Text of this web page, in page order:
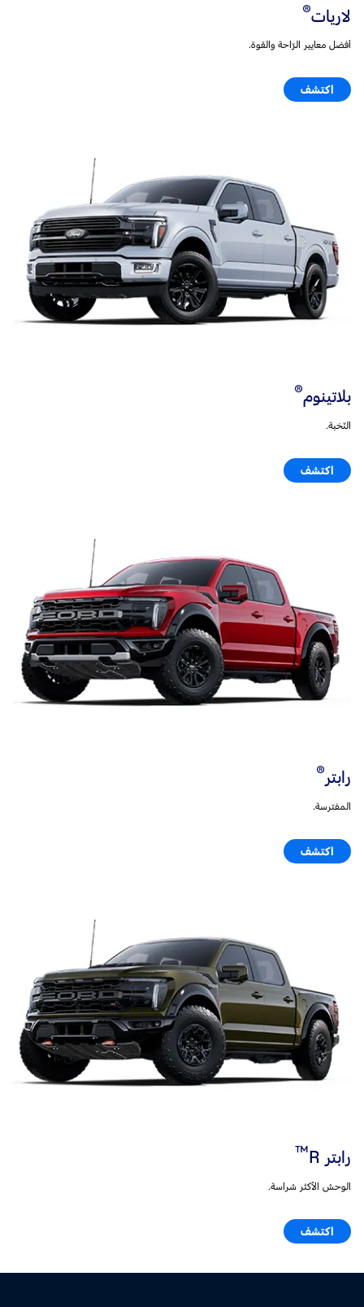
لاريات®
أفضل معايير الرّاحة والقوة.
اكتشف
بلاتينوم®
النّخبة.
اكتشف
رابتر®
المفترسة.
اكتشف
رابتر R ™
الوحش الأكثر شراسة.
اكتشف